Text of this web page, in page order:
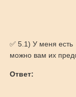
✅ 5.1) У меня
можно вам их
Ответ: